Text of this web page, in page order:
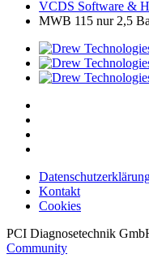
VCDS Software &
MWB 115 nur 2,5
Kontakt
Cookies
PCI Diagnosetechnik
Community